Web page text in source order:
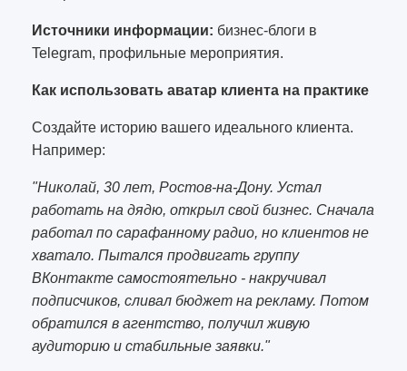
Источники информации: бизнес-блоги в
Telegram, профильные мероприятия.
Как использовать аватар клиента на практике
Создайте историю вашего идеального клиента.
Например:
"Николай, 30 лет, Ростов-на-Дону. Устал
работать на дядю, открыл свой бизнес. Сначала
работал по сарафанному радио, но клиентов не
хватало. Пытался продвигать группу
ВКонтакте самостоятельно - накручивал
подписчиков, сливал бюджет на рекламу. Потом
обратился в агентство, получил живую
аудиторию и стабильные заявки."